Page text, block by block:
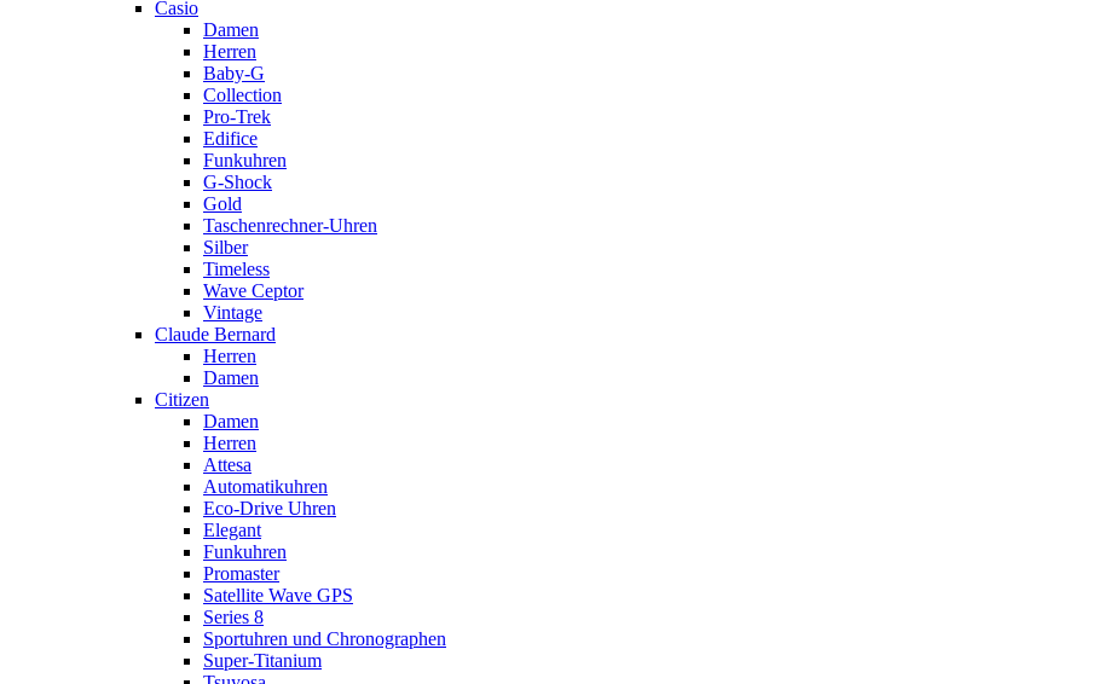
Casio
Damen
Herren
Baby-G
Collection
Pro-Trek
Edifice
Funkuhren
G-Shock
Gold
Taschenrechner-Uhren
Silber
Timeless
Wave Ceptor
Vintage
Claude Bernard
Herren
Damen
Citizen
Damen
Herren
Attesa
Automatikuhren
Eco-Drive Uhren
Elegant
Funkuhren
Promaster
Satellite Wave GPS
Series 8
Sportuhren und Chronographen
Super-Titanium